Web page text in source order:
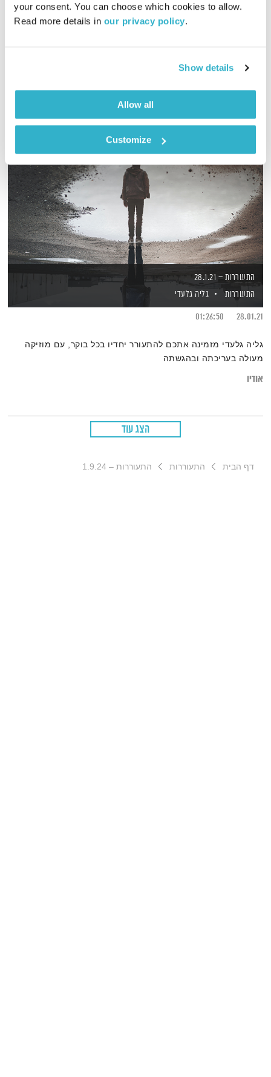
your consent. You can choose which cookies to allow.
Read more details in our privacy policy.
Show details
Allow all
Customize
אודיו
התעוררות – 28.1.21
התעוררות
גליה גלעדי
28.01.21
01:26:50
גליה גלעדי מזמינה אתכם להתעורר יחדיו בכל בוקר, עם מוזיקה
מעולה בעריכתה ובהגשתה
אודיו
הצג עוד
דף הבית התעוררות התעוררות – 1.9.24